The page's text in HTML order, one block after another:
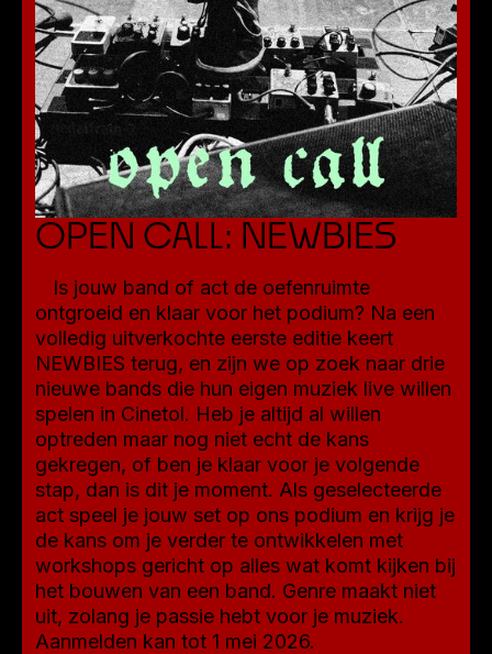
OPEN CALL: NEWBIES
Is jouw band of act de oefenruimte
ontgroeid en klaar voor het podium? Na een
volledig uitverkochte eerste editie keert
NEWBIES terug, en zijn we op zoek naar drie
nieuwe bands die hun eigen muziek live willen
spelen in Cinetol. Heb je altijd al willen
optreden maar nog niet echt de kans
gekregen, of ben je klaar voor je volgende
stap, dan is dit je moment. Als geselecteerde
act speel je jouw set op ons podium en krijg je
de kans om je verder te ontwikkelen met
workshops gericht op alles wat komt kijken bij
het bouwen van een band. Genre maakt niet
uit, zolang je passie hebt voor je muziek.
Aanmelden kan tot 1 mei 2026.